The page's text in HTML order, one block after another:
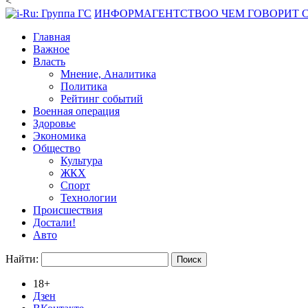
ИНФОРМАГЕНТСТВОО ЧЕМ ГОВОРИТ
Главная
Важное
Власть
Мнение, Аналитика
Политика
Рейтинг событий
Военная операция
Здоровье
Экономика
Общество
Культура
ЖКХ
Спорт
Технологии
Происшествия
Достали!
Авто
Найти:
18+
Дзен